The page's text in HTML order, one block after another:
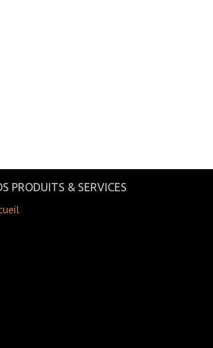
PRODUITS & SERVICES